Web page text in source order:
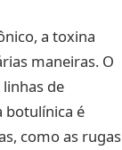
a toxina
maneiras. O
de
botulínica é
como as rugas